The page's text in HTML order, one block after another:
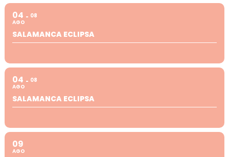
04
AGO
08
SALAMANCA ECLIPSA
04
AGO
08
SALAMANCA ECLIPSA
09
AGO